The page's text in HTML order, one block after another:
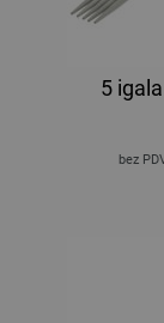
5
bez